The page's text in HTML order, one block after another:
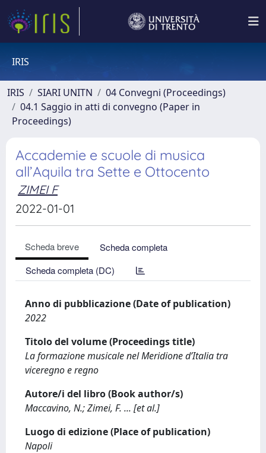
IRIS
IRIS SIARI UNITN
04 Convegni (Proceedings)
04.1 Saggio in atti di convegno (Paper in
Proceedings)
Accademie e scuole di musica
all’Aquila tra Sette e Ottocento
ZIMEI F
2022-01-01
Scheda breve
Scheda completa
Scheda completa (DC)
Anno di pubblicazione (Date of publication)
2022
Titolo del volume (Proceedings title)
La formazione musicale nel Meridione d’Italia tra
viceregno e regno
Autore/i del libro (Book author/s)
Maccavino, N.; Zimei, F. ... [et al.]
Luogo di edizione (Place of publication)
Napoli